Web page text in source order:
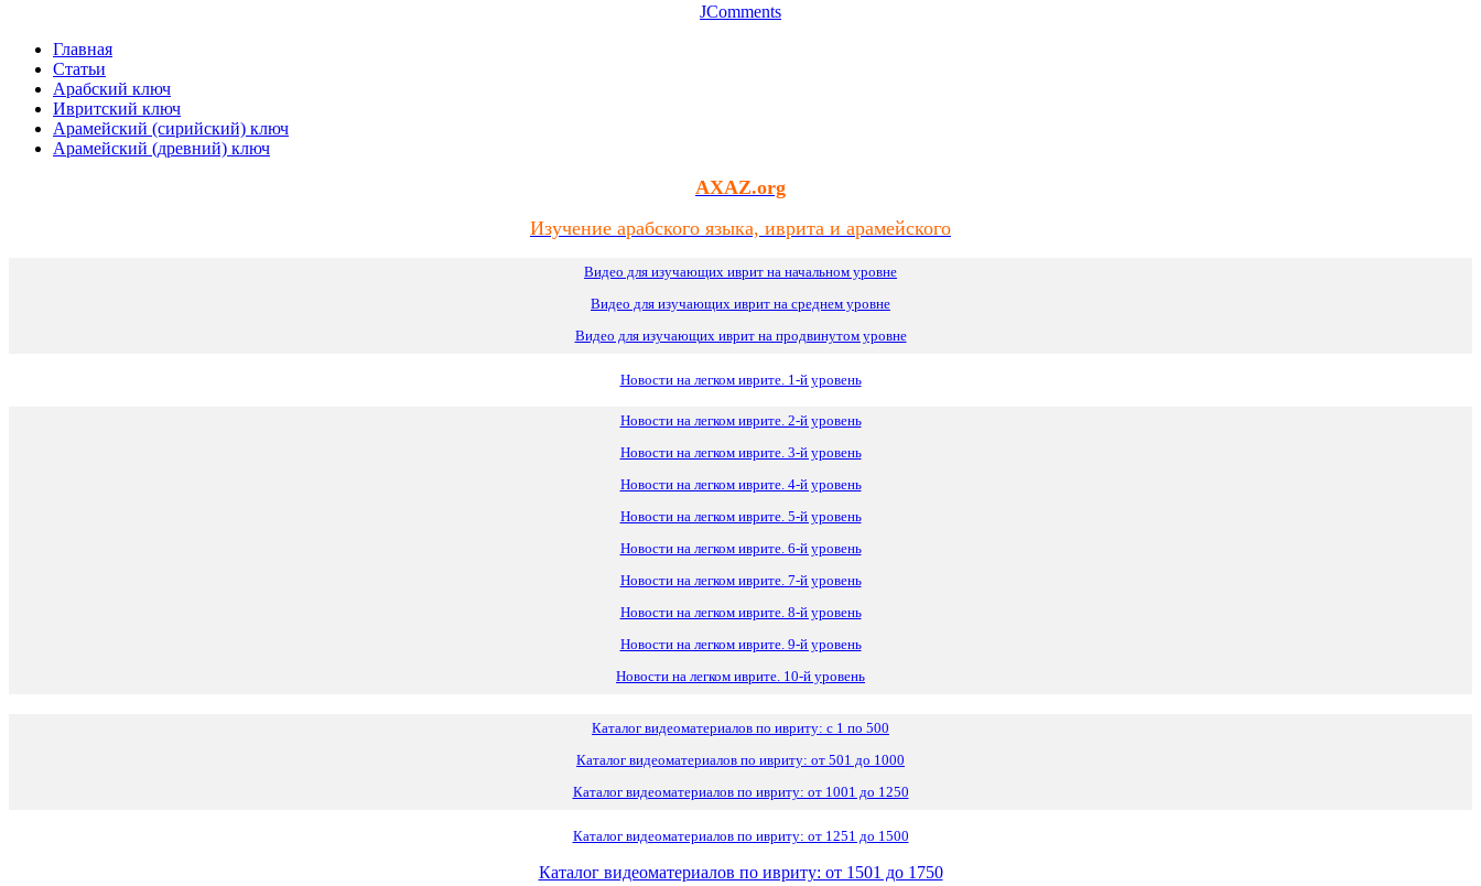
JComments
Главная
Статьи
Арабский ключ
Ивритский ключ
Арамейский (сирийский) ключ
Арамейский (древний) ключ
AXAZ.org
Изучение арабского языка, иврита и арамейского
Видео для изучающих иврит на начальном уровне
Видео для изучающих иврит на среднем уровне
Видео для изучающих иврит на продвинутом уровне
Новости на легком иврите. 1-й уровень
Новости на легком иврите. 2-й уровень
Новости на легком иврите. 3-й уровень
Новости на легком иврите. 4-й уровень
Новости на легком иврите. 5-й уровень
Новости на легком иврите. 6-й уровень
Новости на легком иврите. 7-й уровень
Новости на легком иврите. 8-й уровень
Новости на легком иврите. 9-й уровень
Новости на легком иврите. 10-й уровень
Каталог видеоматериалов по ивриту: с 1 по 500
Каталог видеоматериалов по ивриту: от 501 до 1000
Каталог видеоматериалов по ивриту: от 1001 до 1250
Каталог видеоматериалов по ивриту: от 1251 до 1500
Каталог видеоматериалов по ивриту: от 1501 до 1750